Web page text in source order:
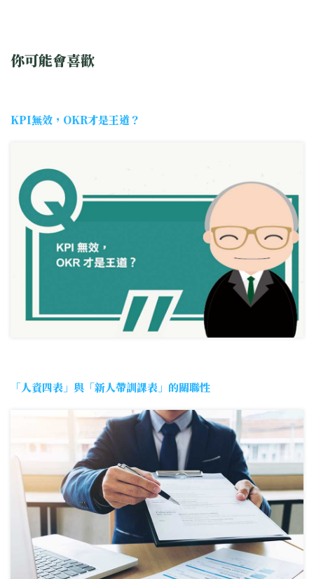
你可能會喜歡
KPI無效，OKR才是王道？
「人資四表」與「新人帶訓課表」的關聯性